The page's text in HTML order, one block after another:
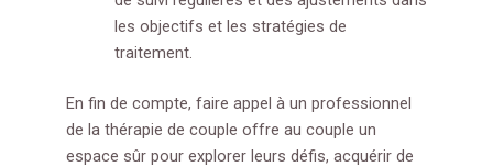
les objectifs et les stratégies de
traitement.
En fin de compte, faire appel à un professionnel
de la thérapie de couple offre au couple un
espace sûr pour explorer leurs défis, acquérir de